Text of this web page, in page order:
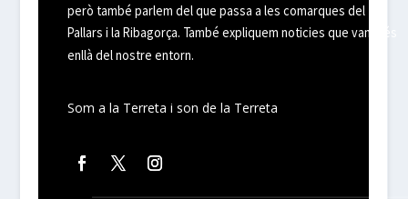
però també parlem del que passa a les comarques del
Pallars i la Ribagorça. També expliquem noticies que van més
enllà del nostre entorn.
Som a la Terreta i son de la Terreta